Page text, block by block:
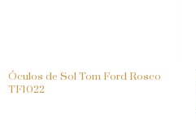
Óculos de Sol Tom Ford Rosco
TF1022